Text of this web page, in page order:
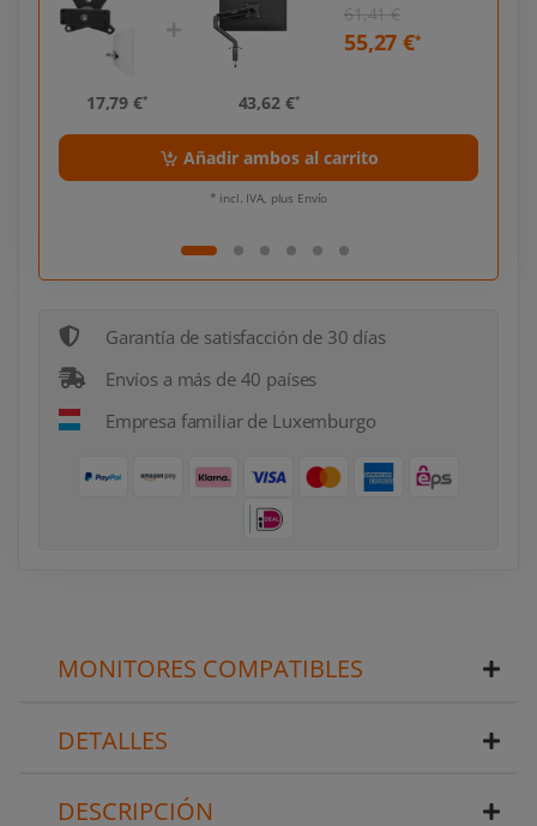
61,41 €
55,27 €*
17,79 €* 43,62 €*
Añadir ambos al carrito
* incl. IVA, plus Envío
Garantía de satisfacción de 30 días
Envíos a más de 40 países
Empresa familiar de Luxemburgo
MONITORES COMPATIBLES
DETALLES
DESCRIPCIÓN